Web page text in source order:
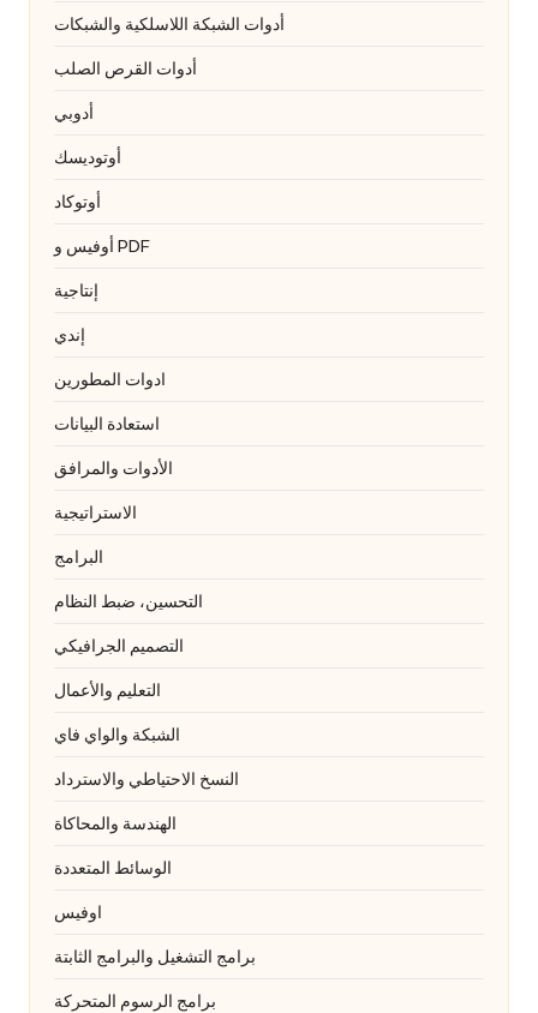
أدوات الشبكة اللاسلكية والشبكات
أدوات القرص الصلب
أدوبي
أوتوديسك
أوتوكاد
أوفيس و PDF
إنتاجية
إندي
ادوات المطورين
استعادة البيانات
الأدوات والمرافق
الاستراتيجية
البرامج
التحسين، ضبط النظام
التصميم الجرافيكي
التعليم والأعمال
الشبكة والواي فاي
النسخ الاحتياطي والاسترداد
الهندسة والمحاكاة
الوسائط المتعددة
اوفيس
برامج التشغيل والبرامج الثابتة
برامج الرسوم المتحركة